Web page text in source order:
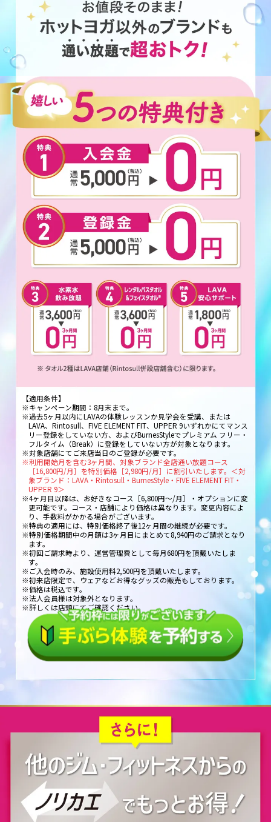
【適用条件】
※キャンペーン期間：8月末まで。
※過去5ヶ月以内にLAVAの体験レッスンか見学会を受講、または
LAVA、Rintosull、FIVE ELEMENT FIT、UPPER 9いずれかにてマンス
リー登録をしていない方、およびBurnesStyleでプレミアム フリー・
フルタイム（Break）に登録をしていない方が対象となります。
※対象店舗にてご来店当日のご登録が必要です。
※利用開始月を含む3ヶ月間、対象ブランド全店通い放題コース
［16,800円/月］を特別価格［2,980円/月］に割引いたします。＜対
象ブランド：LAVA・Rintosull・BurnesStyle・FIVE ELEMENT FIT・
UPPER 9＞
※4ヶ月目以降は、お好きなコース［6,800円～/月］・オプションに変
更可能です。コース・店舗により価格は異なります。変更内容によ
り、手数料がかかる場合がございます。
※特典の適用には、特別価格終了後12ヶ月間の継続が必要です。
※特別価格期間中の月額は3ヶ月目にまとめて8,940円のご請求となり
ます。
※初回ご請求時より、運営管理費として毎月680円を頂戴いたしま
す。
※ご入会時のみ、施設使用料2,500円を頂戴いたします。
※初来店限定で、ウェアなどお得なグッズの販売もしております。
※価格は税込です。
※法人会員様は対象外となります。
※詳しくは店頭にてご確認ください。